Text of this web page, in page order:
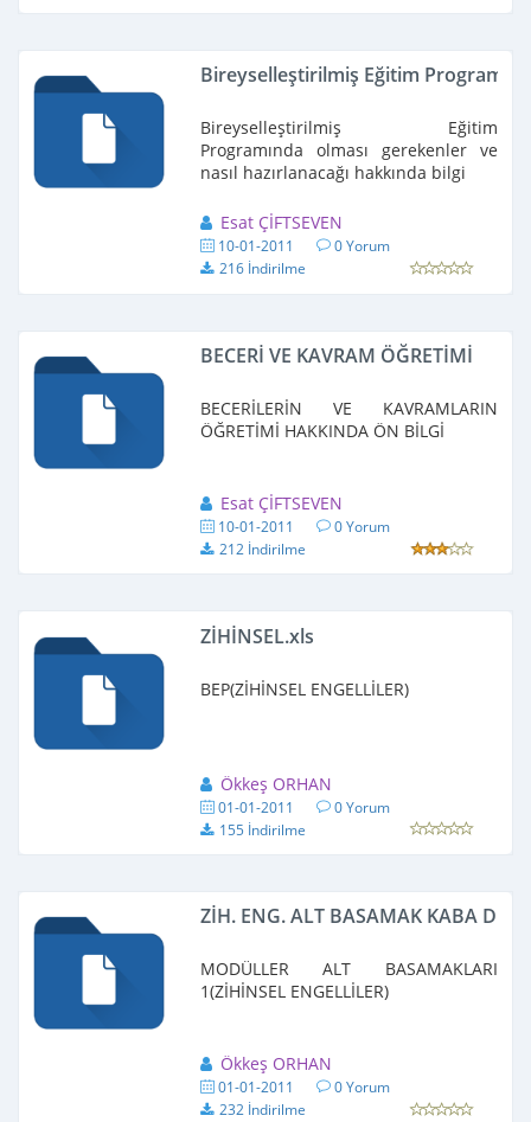
Bireyselleştirilmiş Eğitim Programı
Bireyselleştirilmiş Eğitim
Programında olması gerekenler ve
nasıl hazırlanacağı hakkında bilgi
Esat ÇİFTSEVEN
10-01-2011
0 Yorum
216 İndirilme
BECERİ VE KAVRAM ÖĞRETİMİ
BECERİLERİN VE KAVRAMLARIN
ÖĞRETİMİ HAKKINDA ÖN BİLGİ
Esat ÇİFTSEVEN
10-01-2011
0 Yorum
212 İndirilme
ZİHİNSEL.xls
BEP(ZİHİNSEL ENGELLİLER)
Ökkeş ORHAN
01-01-2011
0 Yorum
155 İndirilme
ZİH. ENG. ALT BASAMAK KABA
MODÜLLER ALT BASAMAKLARI
1(ZİHİNSEL ENGELLİLER)
Ökkeş ORHAN
01-01-2011
0 Yorum
232 İndirilme